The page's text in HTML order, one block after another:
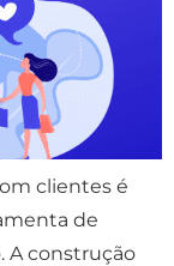
clientes é
de
A construção